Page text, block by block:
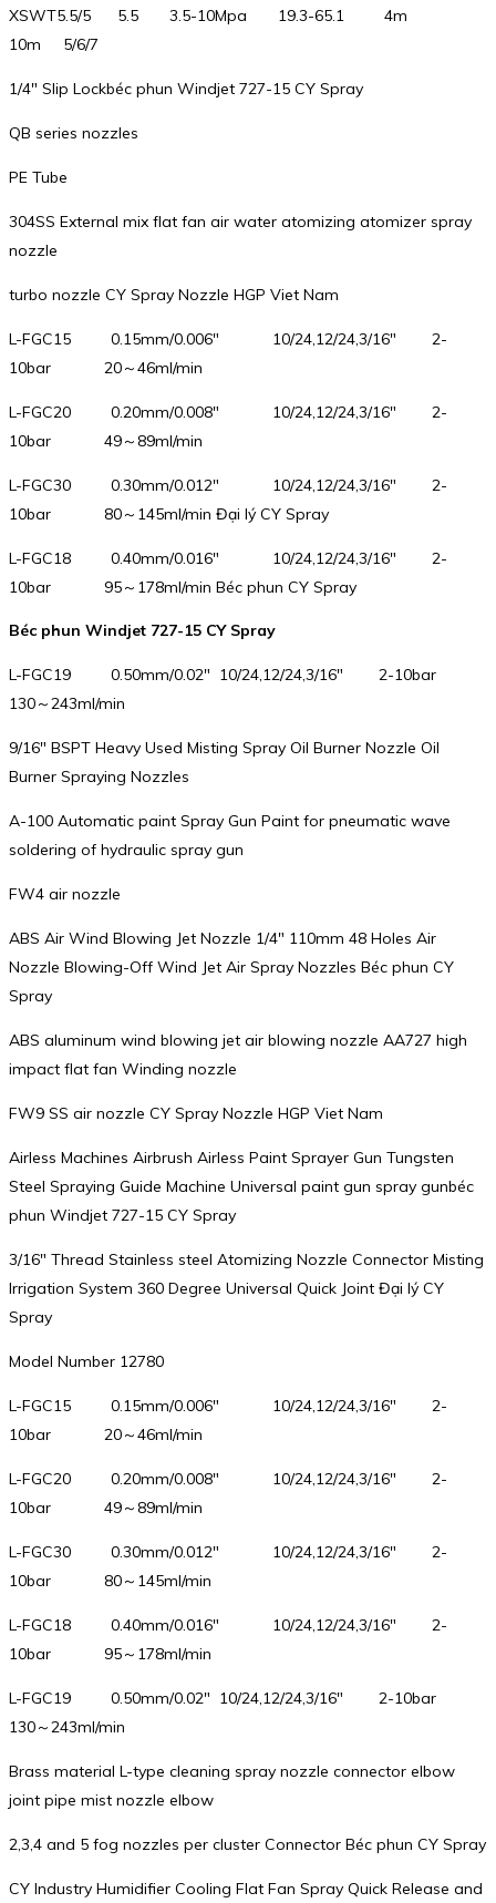
XSWT5.5/5 5.5 3.5-10Mpa 19.3-65.1 4m
10m 5/6/7
1/4″ Slip Lockbéc phun Windjet 727-15 CY Spray
QB series nozzles
PE Tube
304SS External mix flat fan air water atomizing atomizer spray
nozzle
turbo nozzle CY Spray Nozzle HGP Viet Nam
L-FGC15 0.15mm/0.006″ 10/24,12/24,3/16″ 2-
10bar 20～46ml/min
L-FGC20 0.20mm/0.008″ 10/24,12/24,3/16″ 2-
10bar 49～89ml/min
L-FGC30 0.30mm/0.012″ 10/24,12/24,3/16″ 2-
10bar 80～145ml/min Đại lý CY Spray
L-FGC18 0.40mm/0.016″ 10/24,12/24,3/16″ 2-
10bar 95～178ml/min Béc phun CY Spray
Béc phun Windjet 727-15 CY Spray
L-FGC19 0.50mm/0.02″ 10/24,12/24,3/16″ 2-10bar
130～243ml/min
9/16″ BSPT Heavy Used Misting Spray Oil Burner Nozzle Oil
Burner Spraying Nozzles
A-100 Automatic paint Spray Gun Paint for pneumatic wave
soldering of hydraulic spray gun
FW4 air nozzle
ABS Air Wind Blowing Jet Nozzle 1/4″ 110mm 48 Holes Air
Nozzle Blowing-Off Wind Jet Air Spray Nozzles Béc phun CY
Spray
ABS aluminum wind blowing jet air blowing nozzle AA727 high
impact flat fan Winding nozzle
FW9 SS air nozzle CY Spray Nozzle HGP Viet Nam
Airless Machines Airbrush Airless Paint Sprayer Gun Tungsten
Steel Spraying Guide Machine Universal paint gun spray gunbéc
phun Windjet 727-15 CY Spray
3/16″ Thread Stainless steel Atomizing Nozzle Connector Misting
Irrigation System 360 Degree Universal Quick Joint Đại lý CY
Spray
Model Number 12780
L-FGC15 0.15mm/0.006″ 10/24,12/24,3/16″ 2-
10bar 20～46ml/min
L-FGC20 0.20mm/0.008″ 10/24,12/24,3/16″ 2-
10bar 49～89ml/min
L-FGC30 0.30mm/0.012″ 10/24,12/24,3/16″ 2-
10bar 80～145ml/min
L-FGC18 0.40mm/0.016″ 10/24,12/24,3/16″ 2-
10bar 95～178ml/min
L-FGC19 0.50mm/0.02″ 10/24,12/24,3/16″ 2-10bar
130～243ml/min
Brass material L-type cleaning spray nozzle connector elbow
joint pipe mist nozzle elbow
2,3,4 and 5 fog nozzles per cluster Connector Béc phun CY Spray
CY Industry Humidifier Cooling Flat Fan Spray Quick Release and